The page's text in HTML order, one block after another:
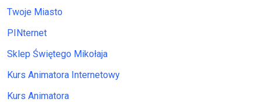
Twoje Miasto
PINternet
Sklep Świętego Mikołaja
Kurs Animatora Internetowy
Kurs Animatora